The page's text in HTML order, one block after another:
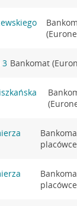
3 Bankomat